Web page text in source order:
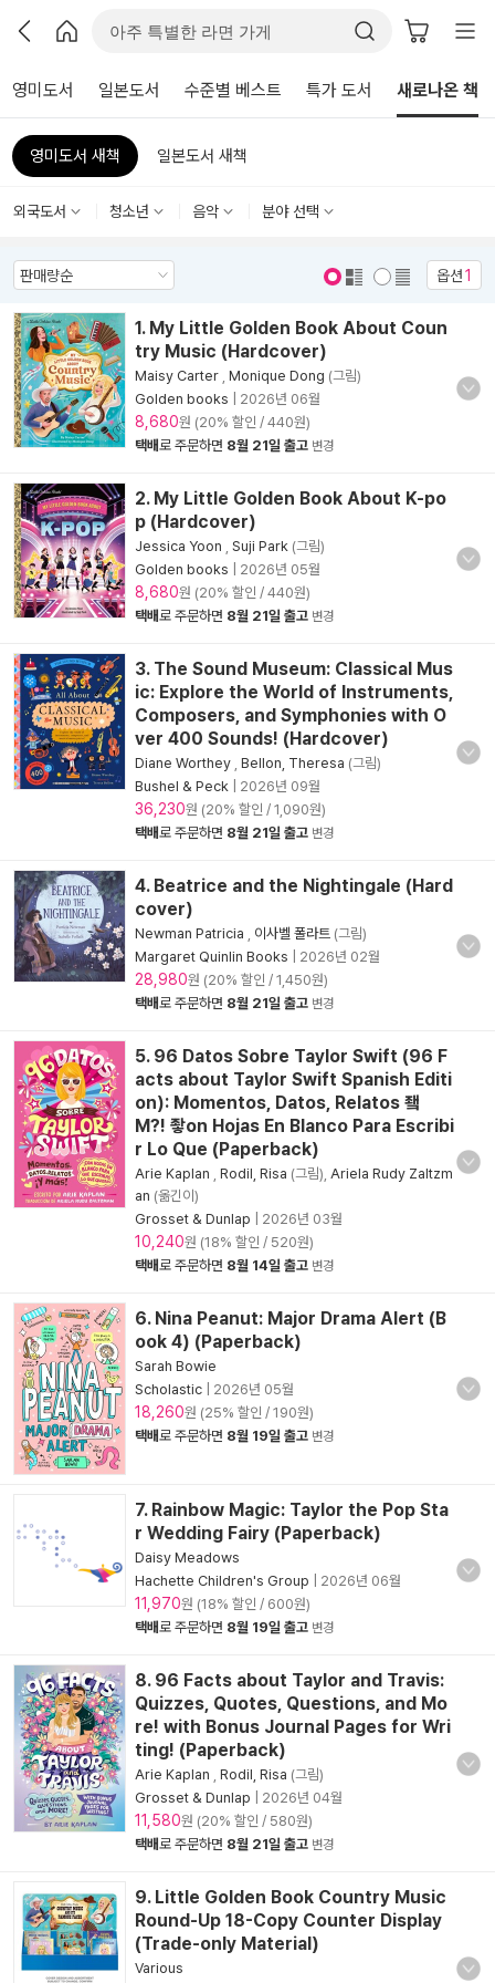
영미도서 일본도서 수준별 베스트 특가 도서 새로나온 책
영미도서 새책 일본도서 새책
외국도서 청소년 음악 분야 선택
옵션1
1. My Little Golden Book About Coun
try Music (Hardcover)
Maisy Carter Monique Dong (그림)
Golden books
2026년 06월
8,680원 (20% 할인 / 440원)
택배로 주문하면 8월 21일 출고 변경
2. My Little Golden Book About K-po
p (Hardcover)
Jessica Yoon Suji Park (그림)
Golden books
2026년 05월
8,680원 (20% 할인 / 440원)
택배로 주문하면 8월 21일 출고 변경
3. The Sound Museum: Classical Mus
ic: Explore the World of Instruments,
Composers, and Symphonies with O
ver 400 Sounds! (Hardcover)
Diane Worthey Bellon, Theresa (그림)
Bushel & Peck
2026년 09월
36,230원 (20% 할인 / 1,090원)
택배로 주문하면 8월 21일 출고 변경
4. Beatrice and the Nightingale (Hard
cover)
Newman Patricia 이사벨 폴라트 (그림)
Margaret Quinlin Books
2026년 02월
28,980원 (20% 할인 / 1,450원)
택배로 주문하면 8월 21일 출고 변경
5. 96 Datos Sobre Taylor Swift (96 F
acts about Taylor Swift Spanish Editi
on): Momentos, Datos, Relatos 죀
M?! 좧on Hojas En Blanco Para Escribi
r Lo Que (Paperback)
Arie Kaplan Rodil, Risa (그림), Ariela Rudy Zaltzm
an (옮긴이)
Grosset & Dunlap
2026년 03월
10,240원 (18% 할인 / 520원)
택배로 주문하면 8월 14일 출고 변경
6. Nina Peanut: Major Drama Alert (B
ook 4) (Paperback)
Sarah Bowie
Scholastic
2026년 05월
18,260원 (25% 할인 / 190원)
택배로 주문하면 8월 19일 출고 변경
7. Rainbow Magic: Taylor the Pop Sta
r Wedding Fairy (Paperback)
Daisy Meadows
Hachette Children's Group
2026년 06월
11,970원 (18% 할인 / 600원)
택배로 주문하면 8월 19일 출고 변경
8. 96 Facts about Taylor and Travis:
Quizzes, Quotes, Questions, and Mo
re! with Bonus Journal Pages for Wri
ting! (Paperback)
Arie Kaplan Rodil, Risa (그림)
Grosset & Dunlap
2026년 04월
11,580원 (20% 할인 / 580원)
택배로 주문하면 8월 21일 출고 변경
9. Little Golden Book Country Music
Round-Up 18-Copy Counter Display
(Trade-only Material)
Various